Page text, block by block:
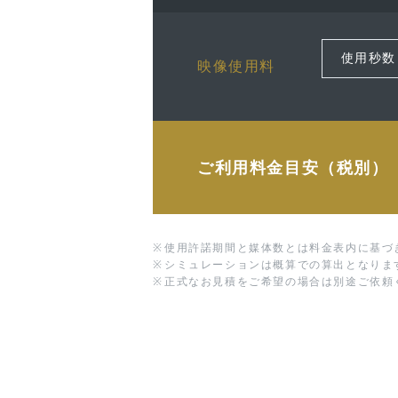
映像使用料
ご利用料金目安（税別）
※ 使用許諾期間と媒体数とは料金表内に基づ
※ シミュレーションは概算での算出となりま
※ 正式なお見積をご希望の場合は別途ご依頼